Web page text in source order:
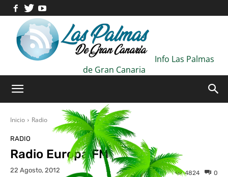
Info Las Palmas
de Gran Canaria
Inicio Radio
RADIO
Radio Europa FM
22 Agosto, 2012 0
4824